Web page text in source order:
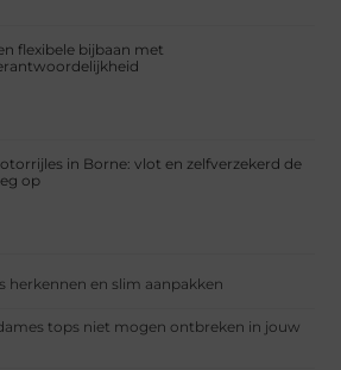
flexibele bijbaan met
in Borne: vlot en zelfverzekerd de
op
herkennen en slim aanpakken
tops niet mogen ontbreken in jouw